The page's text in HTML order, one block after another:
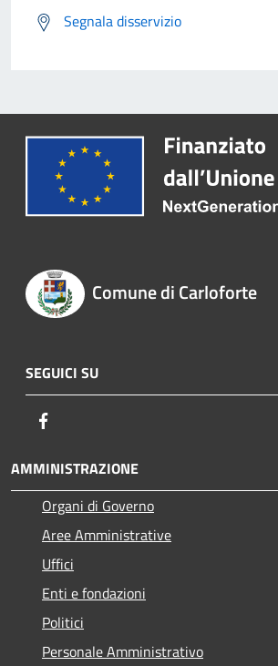
Segnala disservizio
Comune di Carloforte
SEGUICI SU
AMMINISTRAZIONE
Organi di Governo
Aree Amministrative
Uffici
Enti e fondazioni
Politici
Personale Amministrativo